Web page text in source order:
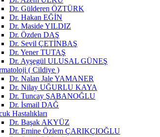
Dr. Gülderen ÖZTÜRK
Dr. Hakan EĞİN
Dr. Maside YILDIZ
Dr. Özden DAŞ
Dr. Sevil ÇETİNBAŞ
Dr. Yener TUTAŞ
Dr. Ayşegül ULUSAL GÜNEŞ
( Cildiye )
Dr. Nalan Jale YAMANER
Dr. Nilay UĞURLU KAYA
Dr. Tuncay ŞABANOĞLU
Dr. İsmail DAĞ
Hastalıkları
Dr. Başak AKYÜZ
Dr. Emine Özlem ÇARIKÇIOĞLU